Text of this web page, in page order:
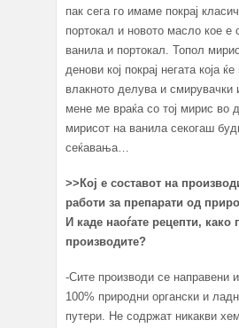
пак сега го имаме покрај
портокал и новото масло кое е
ванила и портокал. Топол
денови кој покрај негата која
влакното делува и смирувачки
мене ме враќа со тој мирис во
мирисот на ванила секогаш
сеќавања…
>> Кој е составот на
работи за препарати од
И каде наоѓате рецепти,
производите?
-Сите производи се направени
100% природни органски и
путери. Не содржат никакви